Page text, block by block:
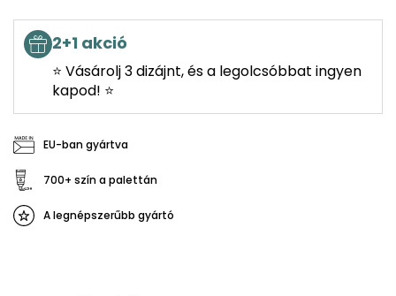
2+1 akció
⭐ Vásárolj 3 dizájnt, és a legolcsóbbat ingyen
kapod! ⭐
EU-ban gyártva
700+ szín a palettán
A legnépszerűbb gyártó